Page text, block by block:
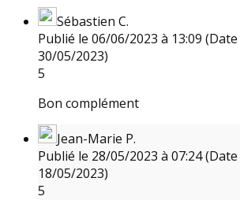
Sébastien C.
Publié le 06/06/2023 à 13:09 (Date
30/05/2023)
5
Bon complément
Jean-Marie P.
Publié le 28/05/2023 à 07:24(Date
18/05/2023)
5